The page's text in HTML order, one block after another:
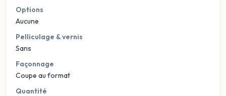
Options
Aucune
Pelliculage & vernis
Sans
Façonnage
Coupe au format
Quantité